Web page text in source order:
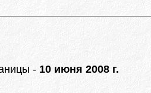
- 10 июня 2008 г.